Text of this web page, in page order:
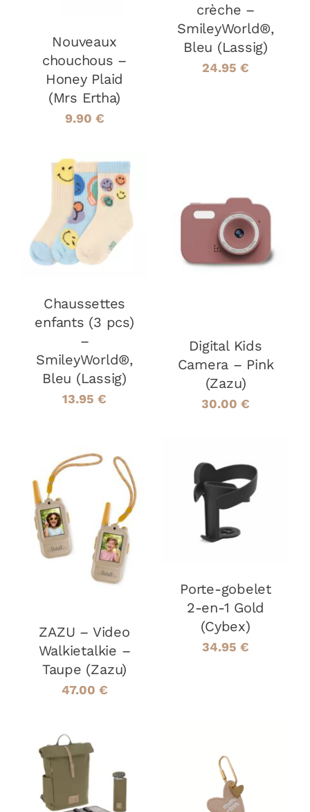
Nouveaux
chouchous –
Honey Plaid
(Mrs Ertha)
9.90 €
crèche –
SmileyWorld®,
Bleu (Lassig)
24.95 €
CHOIX DES
OPTIONS
PRODUIT
PLUSIEURS
OPTIONS
PEUVENT
ÊTRE
SUR
LA
PAGE
DU
DÉTAILS
Chaussettes
enfants (3 pcs)
–
SmileyWorld®,
Bleu (Lassig)
13.95 €
AJOUTER AU
PANIER
/
DÉTAILS
Digital Kids
Camera – Pink
(Zazu)
30.00 €
AJOUTER AU
PANIER
/
DÉTAILS
ZAZU – Video
Walkietalkie –
Taupe (Zazu)
47.00 €
AJOUTER AU
PANIER
/
DÉTAILS
Porte-gobelet
2-en-1 Gold
(Cybex)
34.95 €
AJOUTER AU
PANIER
DÉTAILS
AJOUTER AU
PANIER
/
DÉTAILS